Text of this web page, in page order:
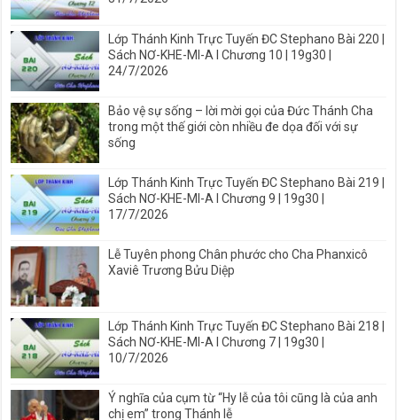
Lớp Thánh Kinh Trực Tuyến ĐC Stephano Bài 220 |
Sách NƠ-KHE-MI-A I Chương 10 | 19g30 |
24/7/2026
Bảo vệ sự sống – lời mời gọi của Đức Thánh Cha
trong một thế giới còn nhiều đe dọa đối với sự
sống
Lớp Thánh Kinh Trực Tuyến ĐC Stephano Bài 219 |
Sách NƠ-KHE-MI-A I Chương 9 | 19g30 |
17/7/2026
Lễ Tuyên phong Chân phước cho Cha Phanxicô
Xaviê Trương Bửu Diệp
Lớp Thánh Kinh Trực Tuyến ĐC Stephano Bài 218 |
Sách NƠ-KHE-MI-A I Chương 7 | 19g30 |
10/7/2026
Ý nghĩa của cụm từ “Hy lễ của tôi cũng là của anh
chị em” trong Thánh lễ